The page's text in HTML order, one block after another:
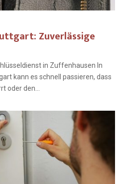
Zuverlässige
in Zuffenhausen In
kann es schnell passieren, dass
oder den...